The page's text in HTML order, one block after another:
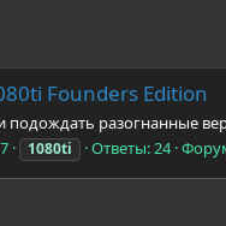
Founders Edition
подождать разогнанные
1080ti Ответы: 24